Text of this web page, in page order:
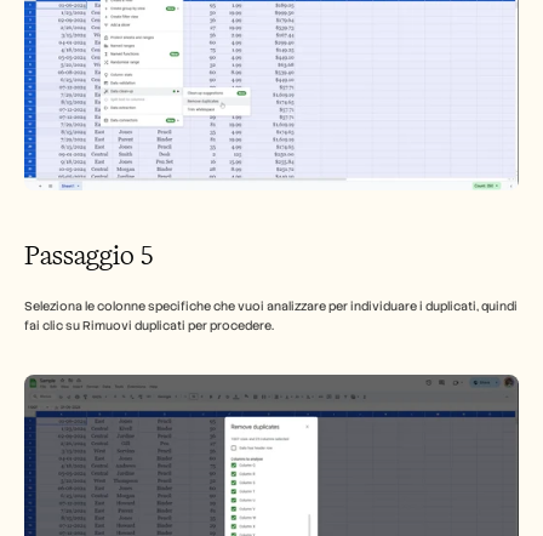
Passaggio 5
Seleziona le colonne specifiche che vuoi analizzare per individuare i duplicati, quindi
fai clic su Rimuovi duplicati per procedere.